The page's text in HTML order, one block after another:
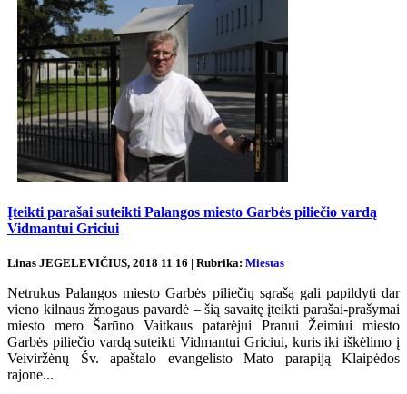
Įteikti parašai suteikti Palangos miesto Garbės piliečio vardą
Vidmantui Griciui
Linas JEGELEVIČIUS, 2018 11 16 | Rubrika: Miestas
Netrukus Palangos miesto Garbės piliečių sąrašą gali papildyti dar
vieno kilnaus žmogaus pavardė – šią savaitę įteikti parašai-prašymai
miesto mero Šarūno Vaitkaus patarėjui Pranui Žeimiui miesto
Garbės piliečio vardą suteikti Vidmantui Griciui, kuris iki iškėlimo į
Veiviržėnų Šv. apaštalo evangelisto Mato parapiją Klaipėdos
rajone...